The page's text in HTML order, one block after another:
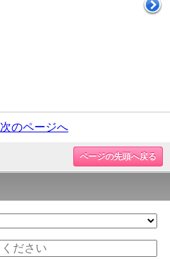
次のページへ
ページの先頭へ戻る